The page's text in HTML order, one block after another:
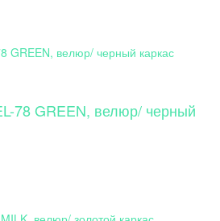
78 GREEN, велюр/ черный